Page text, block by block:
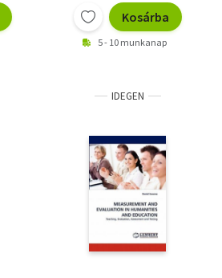
Kosárba
5 - 10 munkanap
IDEGEN